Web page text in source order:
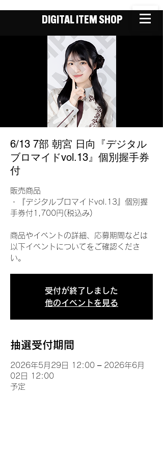
DIGITAL ITEM SHOP
6/13 7部 朝宮 日向『デジタル
ブロマイドvol.13』個別握手券
付
販売商品
・『デジタルブロマイドvol.13』個別握
手券付1,700円(税込み)
商品やイベントの詳細、応募期間などは
以下イベントについてをご確認くださ
い。
受付が終了しました
他のイベントを見る
抽選受付期間
2026年5月29日 12:00 – 2026年6月
02日 12:00
予定